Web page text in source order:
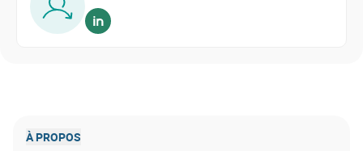
Voir sur linkedin
À PROPOS